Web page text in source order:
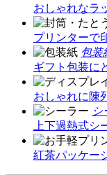
おしゃれなラ
プリンターで
包装
ギフト包装に
おしゃれに陳
シ
上下過熱式シ
紅茶パッケー